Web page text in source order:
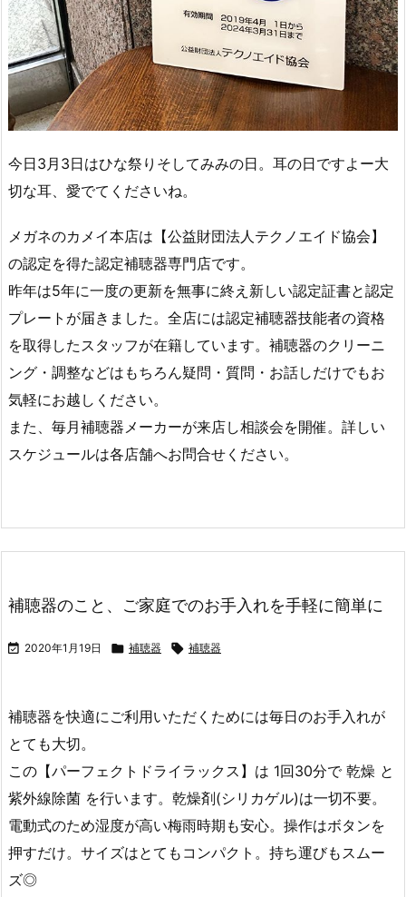
今日3月3日はひな祭りそしてみみの日。耳の日ですよー大
切な耳、愛でてくださいね。
メガネのカメイ本店は【公益財団法人テクノエイド協会】
の認定を得た認定補聴器専門店です。
昨年は5年に一度の更新を無事に終え新しい認定証書と認定
プレートが届きました。全店には認定補聴器技能者の資格
を取得したスタッフが在籍しています。補聴器のクリーニ
ング・調整などはもちろん疑問・質問・お話しだけでもお
気軽にお越しください‍。
また、毎月補聴器メーカーが来店し相談会を開催。詳しい
スケジュールは各店舗へお問合せください‍。
補聴器のこと、ご家庭でのお手入れを手軽に簡単に
 2020年1月19日  補聴器  補聴器
補聴器を快適にご利用いただくためには毎日のお手入れが
とても大切。
この【パーフェクトドライラックス】は︎ 1回30分で 乾燥 と
紫外線除菌 を行います︎。乾燥剤(シリカゲル)は一切不要。
電動式のため湿度が高い梅雨時期も安心︎。操作はボタンを
押すだけ︎。サイズはとてもコンパクト。持ち運びもスムー
ズ◎